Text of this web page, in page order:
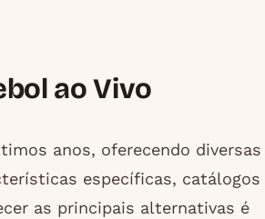
ao Vivo
anos, oferecendo diversas
específicas, catálogos
as principais alternativas é